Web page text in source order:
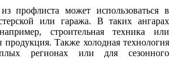
профлиста может использоваться в
или гаража. В таких ангарах
строительная техника или
продукция. Также холодная технология
регионах или для сезонного